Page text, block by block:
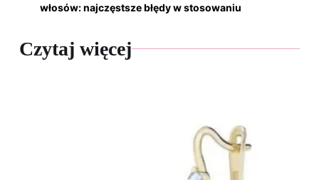
włosów: najczęstsze błędy w stosowaniu
Czytaj więcej